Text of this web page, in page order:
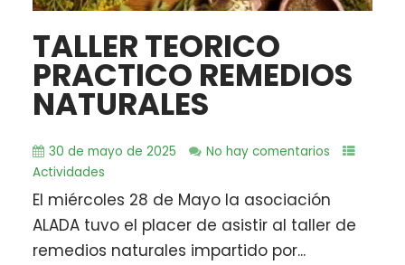
TALLER TEORICO
PRACTICO REMEDIOS
NATURALES
30 de mayo de 2025
No hay comentarios
Actividades
El miércoles 28 de Mayo la asociación
ALADA tuvo el placer de asistir al taller de
remedios naturales impartido por...